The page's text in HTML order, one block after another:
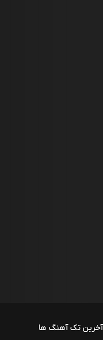
آخرین تک آهنگ ها